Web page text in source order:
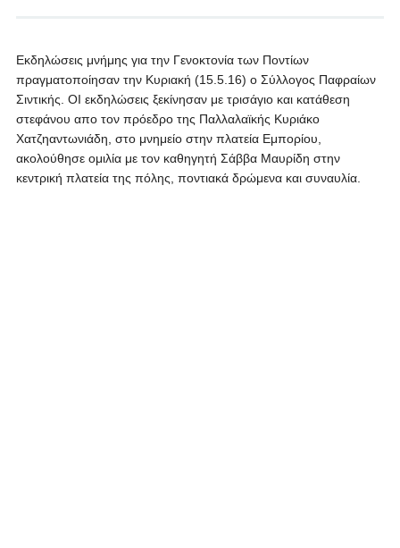
Εκδηλώσεις μνήμης για την Γενοκτονία των Ποντίων
πραγματοποίησαν την Κυριακή (15.5.16) ο Σύλλογος Παφραίων
Σιντικής. ΟΙ εκδηλώσεις ξεκίνησαν με τρισάγιο και κατάθεση
στεφάνου απο τον πρόεδρο της Παλλαλαϊκής Κυριάκο
Χατζηαντωνιάδη, στο μνημείο στην πλατεία Εμπορίου,
ακολούθησε ομιλία με τον καθηγητή Σάββα Μαυρίδη στην
κεντρική πλατεία της πόλης, ποντιακά δρώμενα και συναυλία.